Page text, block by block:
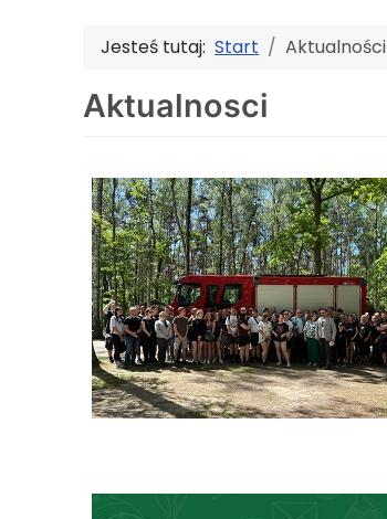
Jesteś tutaj:Start Aktualności
Aktualnosci